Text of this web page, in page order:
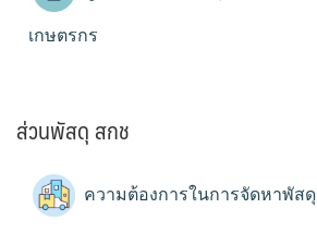
เกษตรกร
ส่วนพัสดุ สกช
ความต้องการในการจัดหาพัสดุ